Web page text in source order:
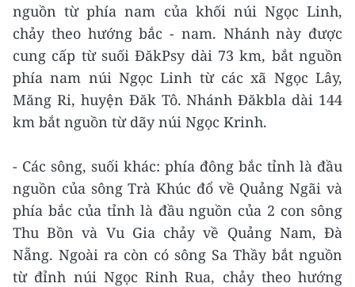
nguồn từ phía nam của khối núi Ngọc Linh,
chảy theo hướng bắc - nam. Nhánh này được
cung cấp từ suối ĐăkPsy dài 73 km, bắt nguồn
phía nam núi Ngọc Linh từ các xã Ngọc Lây,
Măng Ri, huyện Đăk Tô. Nhánh Đăkbla dài 144
km bắt nguồn từ dãy núi Ngọc Krinh.
- Các sông, suối khác: phía đông bắc tỉnh là đầu
nguồn của sông Trà Khúc đổ về Quảng Ngãi và
phía bắc của tỉnh là đầu nguồn của 2 con sông
Thu Bồn và Vu Gia chảy về Quảng Nam, Đà
Nẵng. Ngoài ra còn có sông Sa Thầy bắt nguồn
từ đỉnh núi Ngọc Rinh Rua, chảy theo hướng